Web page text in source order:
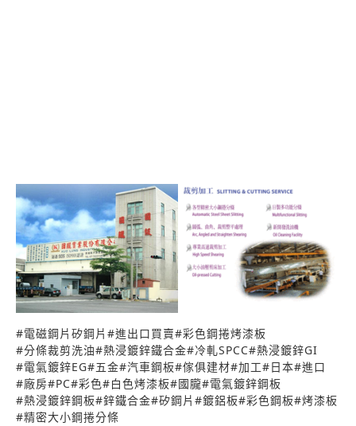
#電磁鋼片矽鋼片 #進出口買賣#彩色鋼捲烤漆板
#分條裁剪洗油#熱浸鍍鋅鐵合金#冷軋SPCC#熱浸鍍鋅GI
#電氣鍍鋅EG#五金#汽車鋼板#傢俱建材#加工#日本#進口
#廠房#PC#彩色#白色烤漆板#國朧#電氣鍍鋅鋼板
#熱浸鍍鋅鋼板#鋅鐵合金#矽鋼片 #鍍鋁板#彩色鋼板#烤漆板
#精密大小鋼捲分條